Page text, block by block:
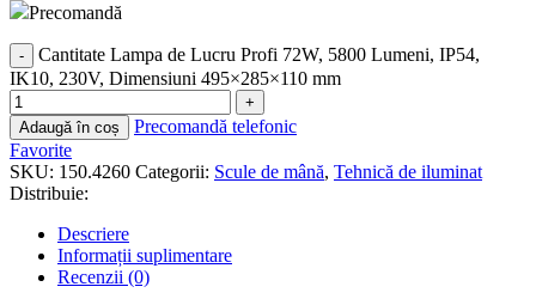
Precomandă
Cantitate Lampa de Lucru Profi 72W, 5800 Lumeni, IP54,
IK10, 230V, Dimensiuni 495×285×110 mm
Adaugă în coș
Precomandă telefonic
Favorite
SKU: 150.4260 Categorii: Scule de mână, Tehnică de iluminat
Distribuie:
Descriere
Informații suplimentare
Recenzii (0)